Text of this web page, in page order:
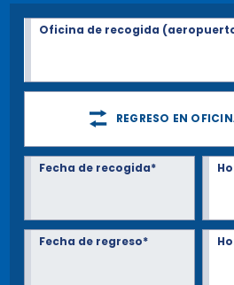
REGRESO EN
Fecha de recogida*
Fecha de regreso*